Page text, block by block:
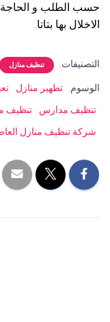
حسب الطلب و الحاجة
الاخلال بها بتاتا.
التصنيفات: تنظيف منازل
الوسوم: تطهير منازل
تنظيف مدارس
تنظيف
شركة تنظيف منازل